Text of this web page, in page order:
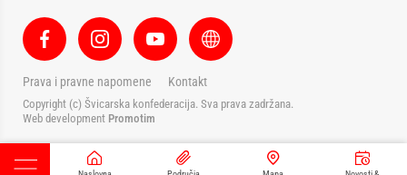
Prava i pravne napomene Kontakt
Copyright (c) Švicarska konfederacija. Sva prava zadržana.
Web development Promotim